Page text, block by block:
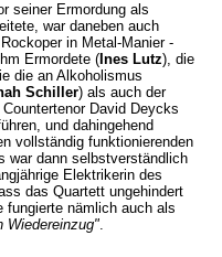
seiner Ermordung als
war daneben auch
in Metal-Manier -
Ermordete (Ines Lutz), die
die an Alkoholismus
Schiller) als auch der
David Deycks
und dahingehend
vollständig funktionierenden
war dann selbstverständlich
Elektrikerin des
das Quartett ungehindert
fungierte nämlich auch als
Wiedereinzug".